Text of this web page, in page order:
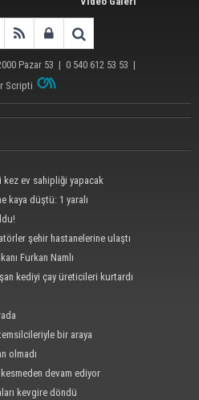
Pazar 53 | 0 540 612 53 53 |
Scripti
kez ev sahipliği yapacak
kaya düştü: 1 yaralı
şehir hastanelerine ulaştı
Furkan Namlı
kediyi çay üreticileri kurtardı
bir araya
olmadı
devam ediyor
kevgire döndü